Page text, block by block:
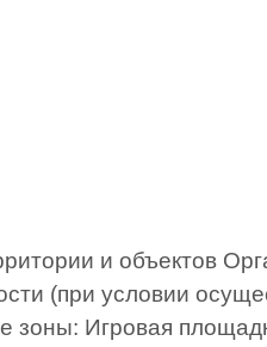
и объектов
(при условии
Игровая